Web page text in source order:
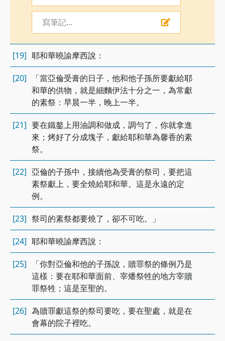
寫筆記...
[19] 耶和華曉諭摩西說：
[20]
「當亞倫受膏的日子，他和他子孫所要獻給耶
和華的供物，就是細麵伊法十分之一，為常獻
的素祭：早晨一半，晚上一半。
[21] 要在鐵鏊上用油調和做成，調勻了，你就拿進
來；烤好了分成塊子，獻給耶和華為馨香的素
祭。
[22] 亞倫的子孫中，接續他為受膏的祭司，要把這
素祭獻上，要全燒給耶和華。這是永遠的定
例。
[23] 祭司的素祭都要燒了，卻不可吃。」
[24] 耶和華曉諭摩西說：
[25]
「你對亞倫和他的子孫說，贖罪祭的條例乃是
這樣：要在耶和華面前、宰燔祭牲的地方宰贖
罪祭牲；這是至聖的。
[26] 為贖罪獻這祭的祭司要吃，要在聖處，就是在
會幕的院子裡吃。